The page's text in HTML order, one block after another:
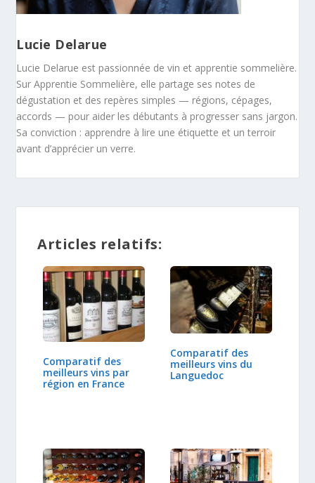
Lucie Delarue
Lucie Delarue est passionnée de vin et apprentie sommelière.
Sur Apprentie Sommelière, elle partage ses notes de
dégustation et des repères simples — régions, cépages,
accords — pour aider les débutants à progresser sans jargon.
Sa conviction : apprendre à lire une étiquette et un terroir
avant d’apprécier un verre.
Articles relatifs:
Comparatif des
meilleurs vins par
région en France
Comparatif des
meilleurs vins du
Languedoc